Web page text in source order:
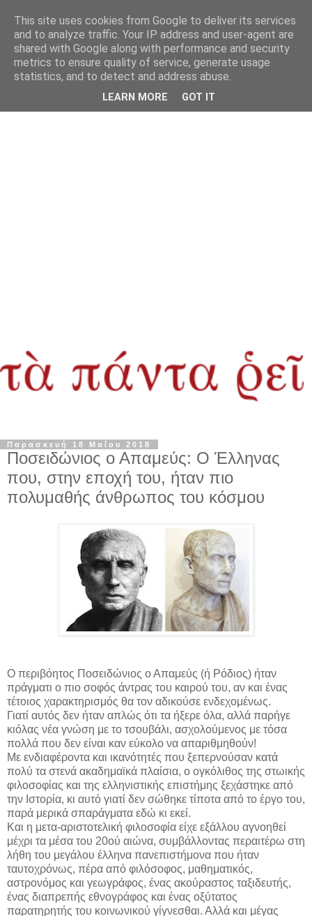
Παρασκευή 18 Μαΐου 2018
Ποσειδώνιος ο Απαμεύς: Ο Έλληνας
που, στην εποχή του, ήταν πιο
πολυμαθής άνθρωπος του κόσμου
Ο περιβόητος Ποσειδώνιος ο Απαμεύς (ή Ρόδιος) ήταν
πράγματι ο πιο σοφός άντρας του καιρού του, αν και ένας
τέτοιος χαρακτηρισμός θα τον αδικούσε ενδεχομένως.
Γιατί αυτός δεν ήταν απλώς ότι τα ήξερε όλα, αλλά παρήγε
κιόλας νέα γνώση με το τσουβάλι, ασχολούμενος με τόσα
πολλά που δεν είναι καν εύκολο να απαριθμηθούν!
Με ενδιαφέροντα και ικανότητές που ξεπερνούσαν κατά
πολύ τα στενά ακαδημαϊκά πλαίσια, ο ογκόλιθος της στωικής
φιλοσοφίας και της ελληνιστικής επιστήμης ξεχάστηκε από
την Ιστορία, κι αυτό γιατί δεν σώθηκε τίποτα από το έργο του,
παρά μερικά σπαράγματα εδώ κι εκεί.
Και η μετα-αριστοτελική φιλοσοφία είχε εξάλλου αγνοηθεί
μέχρι τα μέσα του 20ού αιώνα, συμβάλλοντας περαιτέρω στη
λήθη του μεγάλου έλληνα πανεπιστήμονα που ήταν
ταυτοχρόνως, πέρα από φιλόσοφος, μαθηματικός,
αστρονόμος και γεωγράφος, ένας ακούραστος ταξιδευτής,
ένας διαπρεπής εθνογράφος και ένας οξύτατος
παρατηρητής του κοινωνικού γίγνεσθαι. Αλλά και μέγας
This site uses cookies from Google to deliver its services
and to analyze traffic. Your IP address and user-agent are
shared with Google along with performance and security
metrics to ensure quality of service, generate usage
statistics, and to detect and address abuse.
LEARN MORE GOT IT